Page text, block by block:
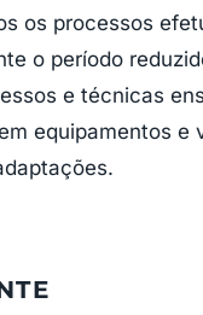
os processos
o período
e técnicas
equipamentos e